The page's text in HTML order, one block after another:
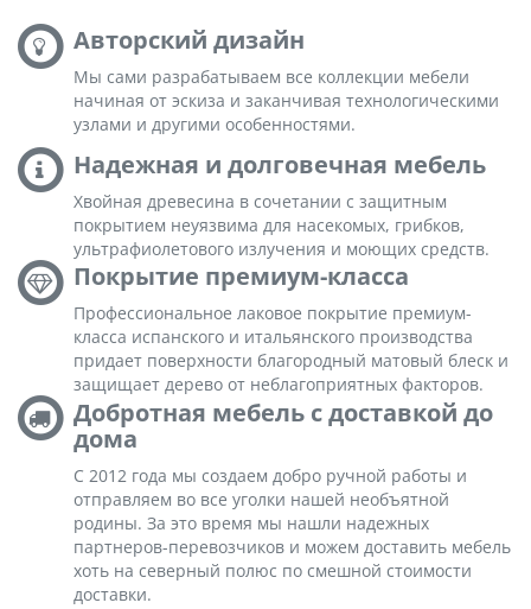
Авторский дизайн
Мы сами разрабатываем все коллекции мебели
начиная от эскиза и заканчивая технологическими
узлами и другими особенностями.
Надежная и долговечная мебель
Хвойная древесина в сочетании с защитным
покрытием неуязвима для насекомых, грибков,
ультрафиолетового излучения и моющих средств.
Покрытие премиум-класса
Профессиональное лаковое покрытие премиум-
класса испанского и итальянского производства
придает поверхности благородный матовый блеск и
защищает дерево от неблагоприятных факторов.
Добротная мебель с доставкой до
дома
С 2012 года мы создаем добро ручной работы и
отправляем во все уголки нашей необъятной
родины. За это время мы нашли надежных
партнеров-перевозчиков и можем доставить мебель
хоть на северный полюс по смешной стоимости
доставки.